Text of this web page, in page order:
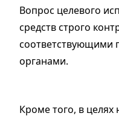
Вопрос целевого
средств строго
соответствующими
органами.
Кроме того, в